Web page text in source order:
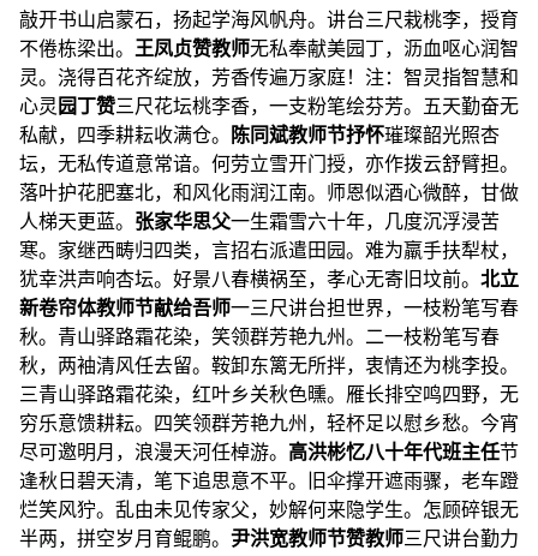
敲开书山启蒙石，扬起学海风帆舟。讲台三尺栽桃李，授育
不倦栋梁出。
王凤贞赞教师无私奉献美园丁，沥血呕心润智
灵。浇得百花齐绽放，芳香传遍万家庭！注：智灵指智慧和
心灵 园丁赞三尺花坛桃李香，一支粉笔绘芬芳。五天勤奋无
私献，四季耕耘收满仓。
陈同斌教师节抒怀璀璨韶光照杏
坛，无私传道意常谙。何劳立雪开门授，亦作拨云舒臂担。
落叶护花肥塞北，和风化雨润江南。师恩似酒心微醉，甘做
人梯天更蓝。 张家华思父一生霜雪六十年，几度沉浮浸苦
寒。家继西畴归四类，言招右派遣田园。难为羸手扶犁杖，
犹幸洪声响杏坛。好景八春横祸至，孝心无寄旧坟前。 北立
新卷帘体教师节献给吾师一三尺讲台担世界，一枝粉笔写春
秋。青山驿路霜花染，笑领群芳艳九州。二一枝粉笔写春
秋，两袖清风任去留。鞍卸东篱无所拌，衷情还为桃李投。
三青山驿路霜花染，红叶乡关秋色曛。雁长排空鸣四野，无
穷乐意馈耕耘。四笑领群芳艳九州，轻杯足以慰乡愁。今宵
尽可邀明月，浪漫天河任棹游。 高洪彬忆八十年代班主任节
逢秋日碧天清，笔下追思意不平。旧伞撑开遮雨骤，老车蹬
烂笑风狞。乱由未见传家父，妙解何来隐学生。怎顾碎银无
半两，拼空岁月育鲲鹏。 尹洪宽教师节赞教师三尺讲台勤力